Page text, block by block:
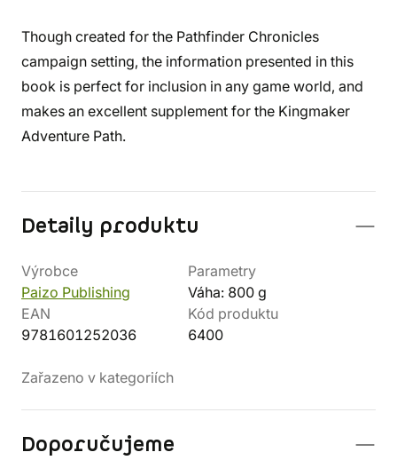
Though created for the Pathfinder Chronicles
campaign setting, the information presented in this
book is perfect for inclusion in any game world, and
makes an excellent supplement for the Kingmaker
Adventure Path.
Detaily produktu
Výrobce
Paizo Publishing
Parametry
Váha: 800 g
EAN
9781601252036
Kód produktu
6400
Zařazeno v kategoriích
Doporučujeme